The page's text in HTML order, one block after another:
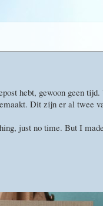
hebt, gewoon geen
Dit zijn er al twee
just no time. But I